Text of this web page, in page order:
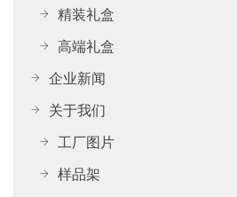
精装礼盒
高端礼盒
企业新闻
关于我们
工厂图片
样品架